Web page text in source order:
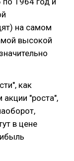
на самом
высокой
как
"роста",
в цене